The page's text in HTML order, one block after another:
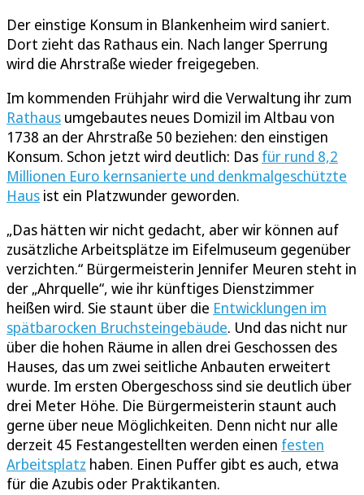
Der einstige Konsum in Blankenheim wird saniert.
Dort zieht das Rathaus ein. Nach langer Sperrung
wird die Ahrstraße wieder freigegeben.
Im kommenden Frühjahr wird die Verwaltung ihr zum
Rathaus umgebautes neues Domizil im Altbau von
1738 an der Ahrstraße 50 beziehen: den einstigen
Konsum. Schon jetzt wird deutlich: Das für rund 8,2
Millionen Euro kernsanierte und denkmalgeschützte
Haus ist ein Platzwunder geworden.
„Das hätten wir nicht gedacht, aber wir können auf
zusätzliche Arbeitsplätze im Eifelmuseum gegenüber
verzichten.“ Bürgermeisterin Jennifer Meuren steht in
der „Ahrquelle“, wie ihr künftiges Dienstzimmer
heißen wird. Sie staunt über die Entwicklungen im
spätbarocken Bruchsteingebäude. Und das nicht nur
über die hohen Räume in allen drei Geschossen des
Hauses, das um zwei seitliche Anbauten erweitert
wurde. Im ersten Obergeschoss sind sie deutlich über
drei Meter Höhe. Die Bürgermeisterin staunt auch
gerne über neue Möglichkeiten. Denn nicht nur alle
derzeit 45 Festangestellten werden einen festen
Arbeitsplatz haben. Einen Puffer gibt es auch, etwa
für die Azubis oder Praktikanten.